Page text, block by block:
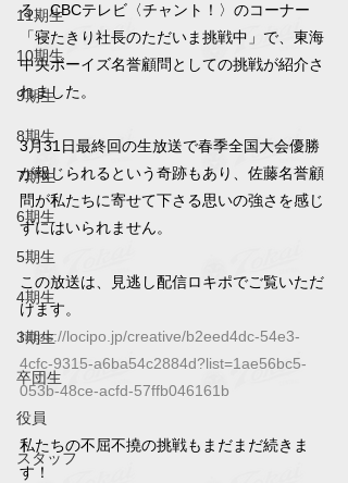
11期生
10期生
9期生
8期生
7期生
6期生
5期生
4期生
3期生
卒団生
役員
スタッフ
る、CBCテレビ〈チャント！〉のコーナー
「寝たきり社長のただいま挑戦中」で、東海
中央ボーイズ名誉顧問としての挑戦が紹介さ
れました。
3月31日最終回の生放送で春季全国大会優勝
が報じられるという奇跡もあり、佐藤名誉顧
問が私たちに寄せて下さる思いの強さを感じ
ずにはいられません。
この放送は、見逃し配信ロキポでご覧いただ
けます。
https://locipo.jp/creative/b2eed4dc-54e3-
4cfc-9315-a6ba54c2884d?list=1ae56bc5-
053b-48ce-acfd-57ffb046161b
私たちの不屈不撓の挑戦もまだまだ続きま
す！